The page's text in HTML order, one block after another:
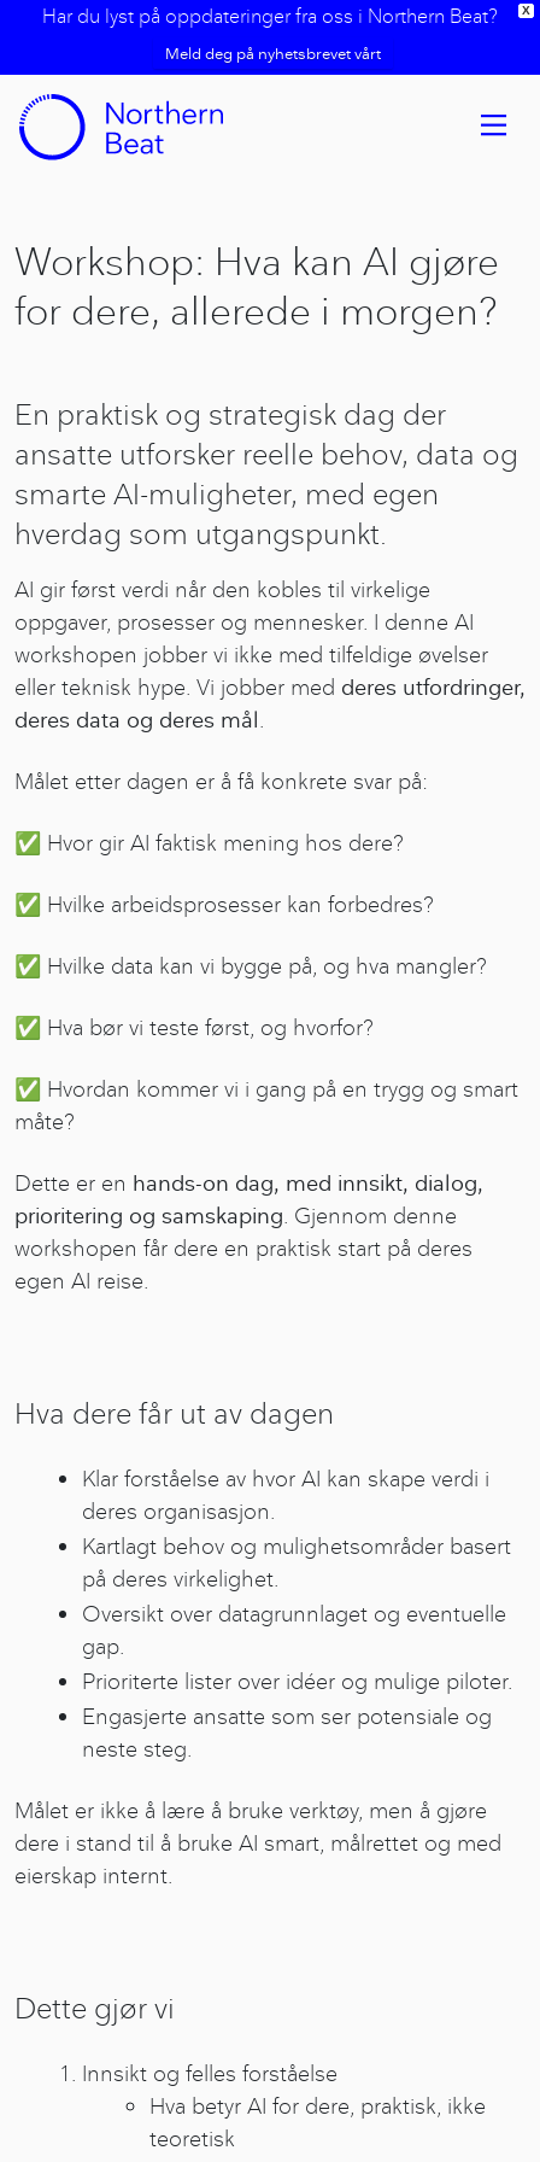
X
Har du lyst på oppdateringer fra oss i Northern Beat?
Meld deg på nyhetsbrevet vårt
Workshop: Hva kan AI gjøre
for dere, allerede i morgen?
En praktisk og strategisk dag der
ansatte utforsker reelle behov, data og
smarte AI-muligheter, med egen
hverdag som utgangspunkt.
AI gir først verdi når den kobles til virkelige
oppgaver, prosesser og mennesker. I denne AI
workshopen jobber vi ikke med tilfeldige øvelser
eller teknisk hype. Vi jobber med deres utfordringer,
deres data og deres mål.
Målet etter dagen er å få konkrete svar på:
✅ Hvor gir AI faktisk mening hos dere?
✅ Hvilke arbeidsprosesser kan forbedres?
✅ Hvilke data kan vi bygge på, og hva mangler?
✅ Hva bør vi teste først, og hvorfor?
✅ Hvordan kommer vi i gang på en trygg og smart
måte?
Dette er en hands-on dag, med innsikt, dialog,
prioritering og samskaping. Gjennom denne
workshopen får dere en praktisk start på deres
egen AI reise.
Hva dere får ut av dagen
Klar forståelse av hvor AI kan skape verdi i
deres organisasjon.
Kartlagt behov og mulighetsområder basert
på deres virkelighet.
Oversikt over datagrunnlaget og eventuelle
gap.
Prioriterte lister over idéer og mulige piloter.
Engasjerte ansatte som ser potensiale og
neste steg.
Målet er ikke å lære å bruke verktøy, men å gjøre
dere i stand til å bruke AI smart, målrettet og med
eierskap internt.
Dette gjør vi
Innsikt og felles forståelse
Hva betyr AI for dere, praktisk, ikke
teoretisk